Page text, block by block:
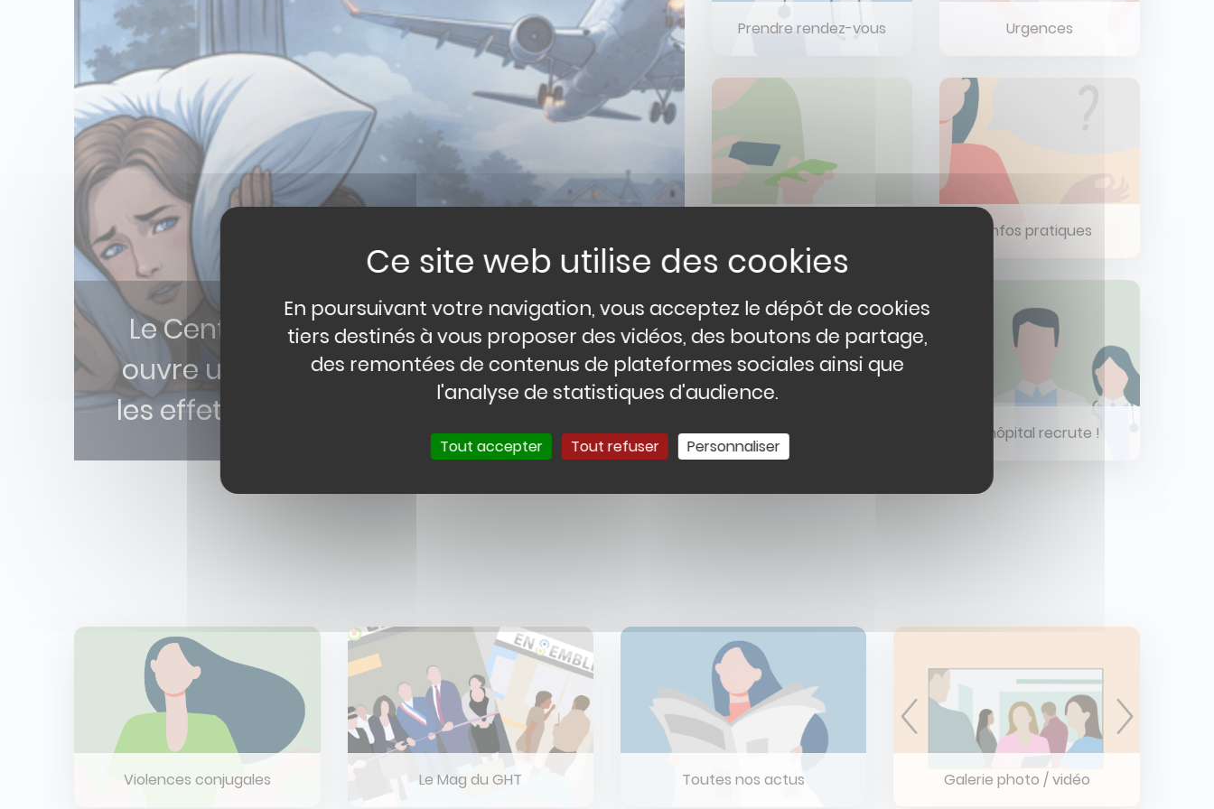
Le Centre Hospitalier Joséphine Baker
ouvre une consultation spécialisée sur
les effets du bruit aérien sur le sommeil
Prendre rendez-vous Urgences
Infos pratiques
Maternité L'hôpital recrute !
Violences conjugales Le Mag du GHT Toutes nos actus Galerie photo / vidéo
En poursuivant votre navigation, vous acceptez le dépôt de cookies
tiers destinés à vous proposer des vidéos, des boutons de partage,
des remontées de contenus de plateformes sociales ainsi que
l'analyse de statistiques d'audience.
Tout accepter Tout refuser Personnaliser